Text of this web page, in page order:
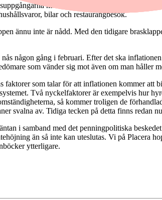
mellan september och oktober.
bilar och restaurangbesök.
ännu inte är nådd. Med den tidigare
någon gång i februari. Efter det ska
som vänder sig mot även om man håller
som talar för att inflationen kommer att
Två nyckelfaktorer är exempelvis hur
så kommer troligen de
svalna av. Tidiga tecken på detta finns redan
i samband med det penningpolitiska
än så inte kan uteslutas. Vi på Placera
ytterligare.